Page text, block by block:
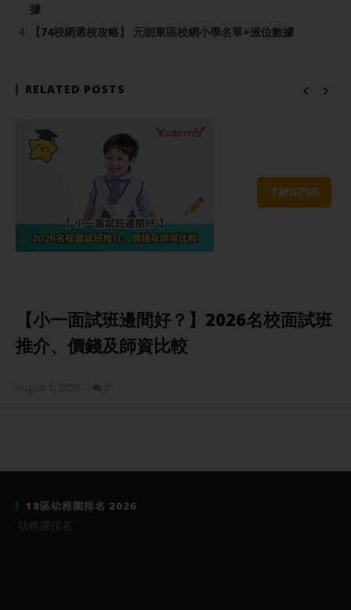
了解叩門班
據
【74校網選校攻略】 元朗東區校網小學名單+派位數據
RELATED POSTS
【小一面試班邊間好？】2026名校面試班
推介、價錢及師資比較
18區幼稚園排名 2026
幼稚園排名